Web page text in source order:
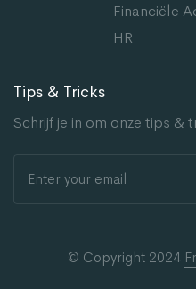
Financiële
HR
Tips & Tricks
Schrijf je in om onze tips &
© Copyright 2024